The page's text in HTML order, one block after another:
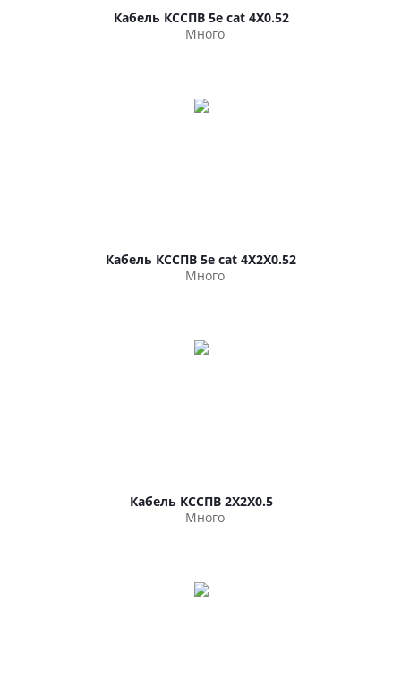
Кабель КССПВ 5e cat 4Х0.52
Много
Кабель КССПВ 5e cat 4Х2Х0.52
Много
Кабель КССПВ 2Х2Х0.5
Много